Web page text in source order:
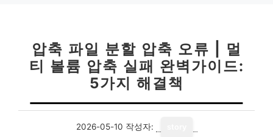
압축 파일 분할 압축 오류 | 멀
티 볼륨 압축 실패 완벽가이드:
5가지 해결책
2026-05-10 작성자: